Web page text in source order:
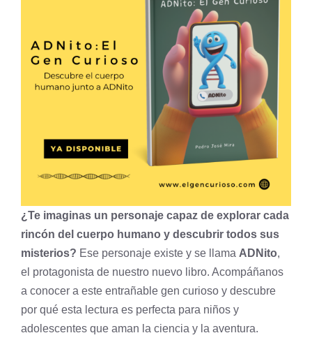
¿Te imaginas un personaje capaz de explorar cada
rincón del cuerpo humano y descubrir todos sus
misterios? Ese personaje existe y se llama ADNito,
el protagonista de nuestro nuevo libro. Acompáñanos
a conocer a este entrañable gen curioso y descubre
por qué esta lectura es perfecta para niños y
adolescentes que aman la ciencia y la aventura.